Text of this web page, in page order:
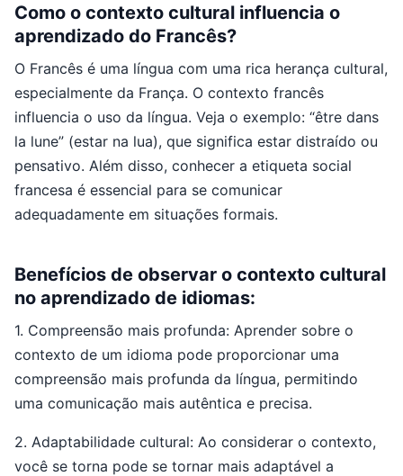
Como o contexto cultural influencia o
aprendizado do Francês?
O Francês é uma língua com uma rica herança cultural,
especialmente da França. O contexto francês
influencia o uso da língua. Veja o exemplo: “être dans
la lune” (estar na lua), que significa estar distraído ou
pensativo. Além disso, conhecer a etiqueta social
francesa é essencial para se comunicar
adequadamente em situações formais.
Benefícios de observar o contexto cultural
no aprendizado de idiomas:
1. Compreensão mais profunda: Aprender sobre o
contexto de um idioma pode proporcionar uma
compreensão mais profunda da língua, permitindo
uma comunicação mais autêntica e precisa.
2. Adaptabilidade cultural: Ao considerar o contexto,
você se torna pode se tornar mais adaptável a